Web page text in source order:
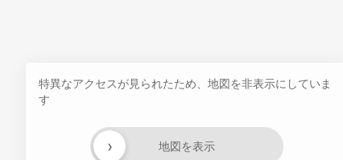
特異なアクセスが見られたため、地図を非表示にしていま
す
地図を表示
›